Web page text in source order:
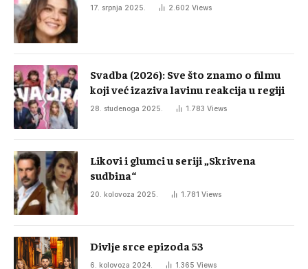
17. srpnja 2025. 2.602 Views
Svadba (2026): Sve što znamo o filmu
koji već izaziva lavinu reakcija u regiji
28. studenoga 2025. 1.783 Views
Likovi i glumci u seriji „Skrivena
sudbina“
20. kolovoza 2025. 1.781 Views
Divlje srce epizoda 53
6. kolovoza 2024. 1.365 Views